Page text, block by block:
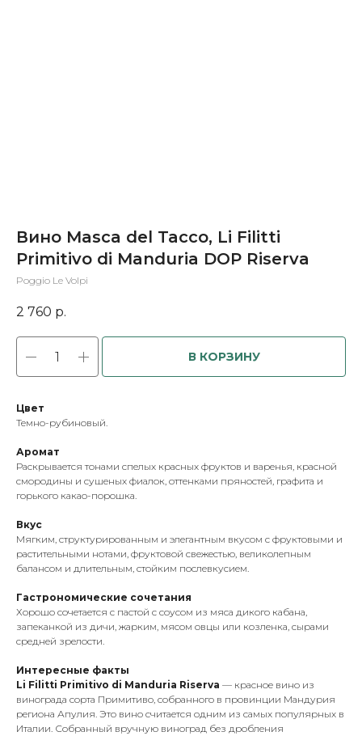
Вино Masca del Tacco, Li Filitti
Primitivo di Manduria DOP Riserva
Poggio Le Volpi
2 760 р.
В КОРЗИНУ
Цвет
Темно-рубиновый.
Аромат
Раскрывается тонами спелых красных фруктов и варенья, красной
смородины и сушеных фиалок, оттенками пряностей, графита и
горького какао-порошка.
Вкус
Мягким, структурированным и элегантным вкусом с фруктовыми и
растительными нотами, фруктовой свежестью, великолепным
балансом и длительным, стойким послевкусием.
Гастрономические сочетания
Хорошо сочетается с пастой с соусом из мяса дикого кабана,
запеканкой из дичи, жарким, мясом овцы или козленка, сырами
средней зрелости.
Интересные факты
Li Filitti Primitivo di Manduria Riserva — красное вино из
винограда сорта Примитиво, собранного в провинции Мандурия
региона Апулия. Это вино считается одним из самых популярных в
Италии. Собранный вручную виноград без дробления